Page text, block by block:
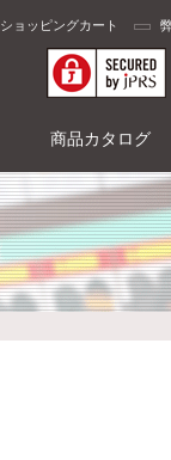
ショッピングカート
商品カタログ